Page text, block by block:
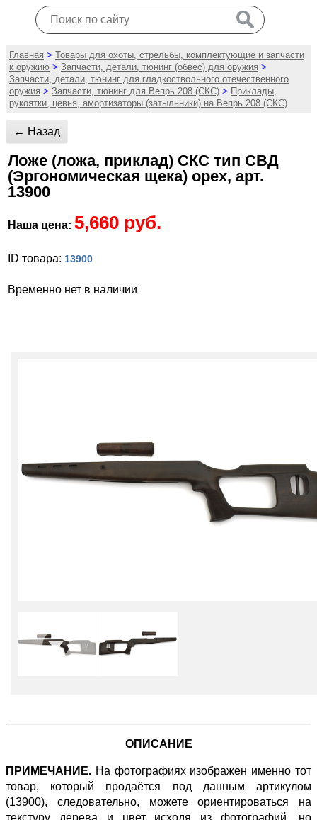
Главная > Товары для охоты, стрельбы, комплектующие и запчасти
к оружию > Запчасти, детали, тюнинг (обвес) для оружия >
Запчасти, детали, тюнинг для гладкоствольного отечественного
оружия > Запчасти, тюнинг для Вепрь 208 (СКС) > Приклады,
рукоятки, цевья, амортизаторы (затыльники) на Вепрь 208 (СКС)
← Назад
Ложе (ложа, приклад) СКС тип СВД
(Эргономическая щека) орех, арт.
13900
Наша цена: 5,660 руб.
ID товара: 13900
Временно нет в наличии
ОПИСАНИЕ
ПРИМЕЧАНИЕ. На фотографиях изображен именно тот
товар, который продаётся под данным артикулом
(13900), следовательно, можете ориентироваться на
текстуру дерева и цвет исходя из фотографий, но